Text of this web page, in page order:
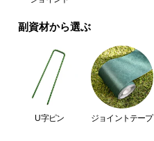
の
配
て
副資材から選ぶ
U字ピン ジョイントテープ